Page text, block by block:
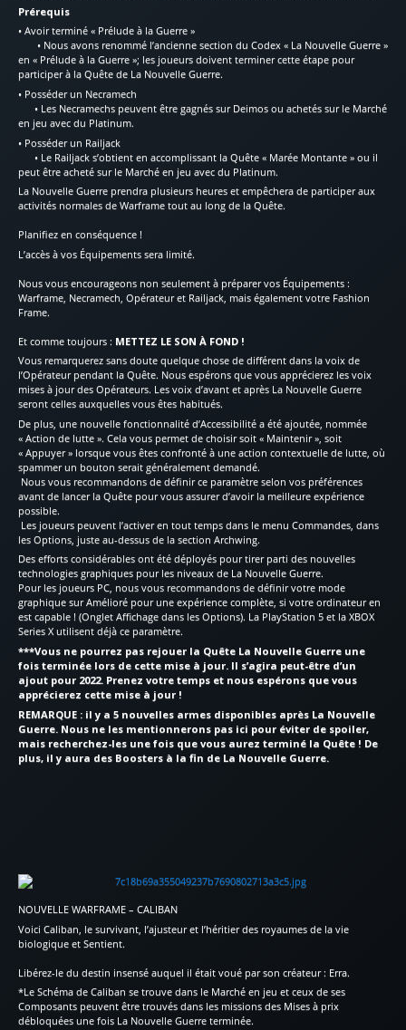
Prérequis
• Avoir terminé « Prélude à la Guerre »
• Nous avons renommé l’ancienne section du Codex « La Nouvelle Guerre »
en « Prélude à la Guerre »; les joueurs doivent terminer cette étape pour
participer à la Quête de La Nouvelle Guerre.
• Posséder un Necramech
• Les Necramechs peuvent être gagnés sur Deimos ou achetés sur le Marché
en jeu avec du Platinum.
• Posséder un Railjack
• Le Railjack s’obtient en accomplissant la Quête « Marée Montante » ou il
peut être acheté sur le Marché en jeu avec du Platinum.
La Nouvelle Guerre prendra plusieurs heures et empêchera de participer aux
activités normales de Warframe tout au long de la Quête.
Planifiez en conséquence !
L’accès à vos Équipements sera limité.
Nous vous encourageons non seulement à préparer vos Équipements :
Warframe, Necramech, Opérateur et Railjack, mais également votre Fashion
Frame.
Et comme toujours : METTEZ LE SON À FOND !
Vous remarquerez sans doute quelque chose de différent dans la voix de
l’Opérateur pendant la Quête. Nous espérons que vous apprécierez les voix
mises à jour des Opérateurs. Les voix d’avant et après La Nouvelle Guerre
seront celles auxquelles vous êtes habitués.
De plus, une nouvelle fonctionnalité d’Accessibilité a été ajoutée, nommée
« Action de lutte ». Cela vous permet de choisir soit « Maintenir », soit
« Appuyer » lorsque vous êtes confronté à une action contextuelle de lutte, où
spammer un bouton serait généralement demandé.
Nous vous recommandons de définir ce paramètre selon vos préférences
avant de lancer la Quête pour vous assurer d’avoir la meilleure expérience
possible.
Les joueurs peuvent l’activer en tout temps dans le menu Commandes, dans
les Options, juste au-dessus de la section Archwing.
Des efforts considérables ont été déployés pour tirer parti des nouvelles
technologies graphiques pour les niveaux de La Nouvelle Guerre.
Pour les joueurs PC, nous vous recommandons de définir votre mode
graphique sur Amélioré pour une expérience complète, si votre ordinateur en
est capable ! (Onglet Affichage dans les Options). La PlayStation 5 et la XBOX
Series X utilisent déjà ce paramètre.
***Vous ne pourrez pas rejouer la Quête La Nouvelle Guerre une
fois terminée lors de cette mise à jour. Il s’agira peut-être d’un
ajout pour 2022. Prenez votre temps et nous espérons que vous
apprécierez cette mise à jour !
REMARQUE : il y a 5 nouvelles armes disponibles après La Nouvelle
Guerre. Nous ne les mentionnerons pas ici pour éviter de spoiler,
mais recherchez-les une fois que vous aurez terminé la Quête ! De
plus, il y aura des Boosters à la fin de La Nouvelle Guerre.
NOUVELLE WARFRAME – CALIBAN
Voici Caliban, le survivant, l’ajusteur et l’héritier des royaumes de la vie
biologique et Sentient.
Libérez-le du destin insensé auquel il était voué par son créateur : Erra.
*Le Schéma de Caliban se trouve dans le Marché en jeu et ceux de ses
Composants peuvent être trouvés dans les missions des Mises à prix
débloquées une fois La Nouvelle Guerre terminée.